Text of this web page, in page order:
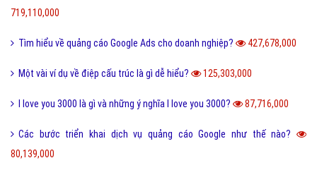
719,110,000
Tìm hiểu về quảng cáo Google Ads cho doanh nghiệp? 427,678,000
Một vài ví dụ về điệp cấu trúc là gì dễ hiểu? 125,303,000
I love you 3000 là gì và những ý nghĩa I love you 3000? 87,716,000
Các bước triển khai dịch vụ quảng cáo Google như thế nào?
80,139,000